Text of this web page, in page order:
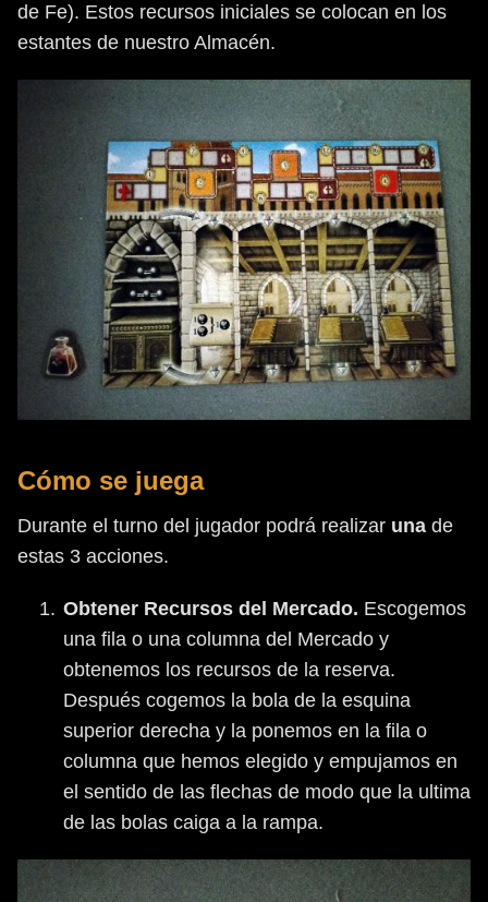
de Fe). Estos recursos iniciales se colocan en los
estantes de nuestro Almacén.
Cómo se juega
Durante el turno del jugador podrá realizar una de
estas 3 acciones.
Obtener Recursos del Mercado. Escogemos
una fila o una columna del Mercado y
obtenemos los recursos de la reserva.
Después cogemos la bola de la esquina
superior derecha y la ponemos en la fila o
columna que hemos elegido y empujamos en
el sentido de las flechas de modo que la ultima
de las bolas caiga a la rampa.